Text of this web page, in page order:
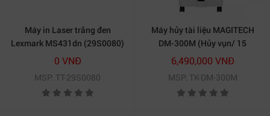
Máy in Laser trắng đen
Lexmark MS431dn (29S0080)
0 VNĐ
MSP: TT-29S0080
Máy hủy tài liệu MAGITECH
DM-300M (Hủy vụn/ 15
Tờ/lần/ A4/A5)
6,490,000 VNĐ
MSP: TK-DM-300M